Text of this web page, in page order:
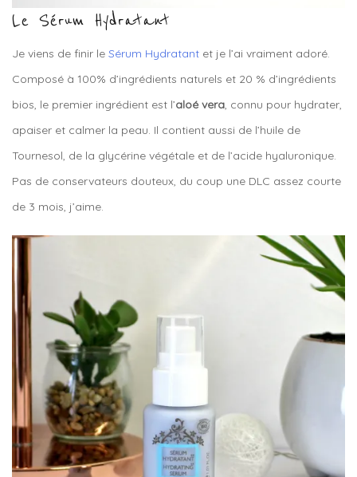
Le Sérum Hydratant
Je viens de finir le Sérum Hydratant et je l’ai vraiment adoré.
Composé à 100% d’ingrédients naturels et 20 % d’ingrédients
bios, le premier ingrédient est l’aloé vera, connu pour hydrater,
apaiser et calmer la peau. Il contient aussi de l’huile de
Tournesol, de la glycérine végétale et de l’acide hyaluronique.
Pas de conservateurs douteux, du coup une DLC assez courte
de 3 mois, j’aime.